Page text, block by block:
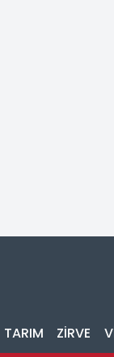
TARIM ZİRVE